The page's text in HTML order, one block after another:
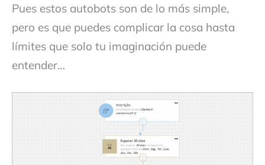
Pues estos autobots son de lo más simple,
pero es que puedes complicar la cosa hasta
límites que solo tu imaginación puede
entender…